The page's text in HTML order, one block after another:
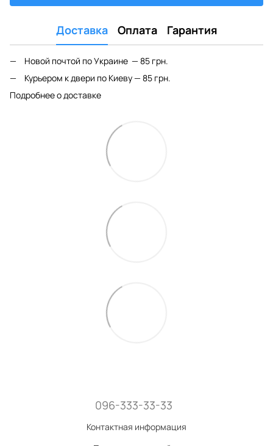
Доставка Оплата Гарантия
Новой почтой по Украине — 85 грн.
Курьером к двери по Киеву — 85 грн.
Подробнее о доставке
096-333-33-33
Контактная информация